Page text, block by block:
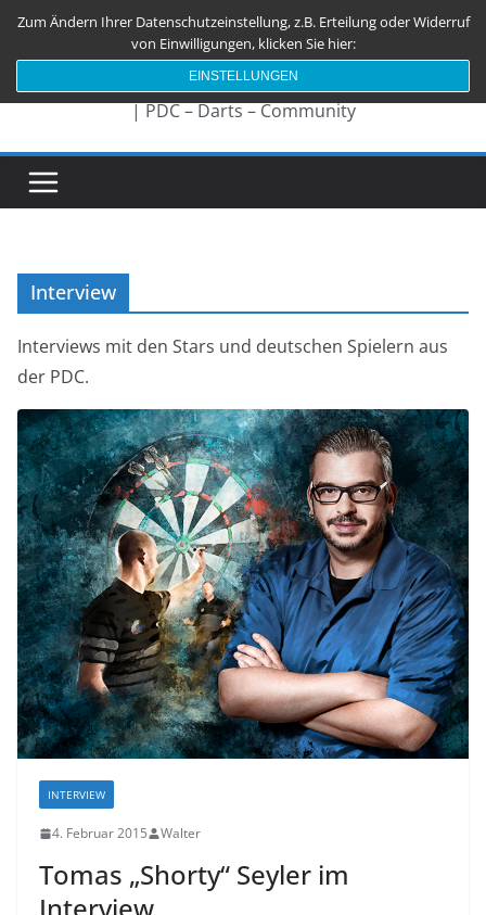
Zum
Darts180.de
| PDC – Darts – Community
Interview
Interviews mit den Stars und deutschen Spielern aus
der PDC.
INTERVIEW
4. Februar 2015 Walter
Tomas „Shorty“ Seyler im
Zum Ändern Ihrer Datenschutzeinstellung, z.B. Erteilung oder Widerruf
von Einwilligungen, klicken Sie hier:
EINSTELLUNGEN